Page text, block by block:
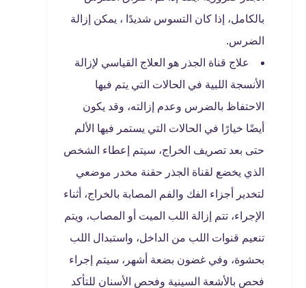
بالكامل، إذا كان التسوس شديدًا ، يمكن إزالة
الضرس.
علاج قناة الجذر هو العلاج القياسي لإزالة
الأنسجة اللبية في الحالات التي يتم فيها
الاحتفاظ بالضرس وعدم إزالته، وقد يكون
أيضًا خيارًا في الحالات التي يستمر فيها الألم
حتى بعد تصريف الخراج، سيتم إعطاء الشخص
الذي يخضع لقناة الجذر حقنة مخدر موضعي
لتخدير أجزاء الفك والفم المصابة بالخراج، أثناء
الإجراء، تتم إزالة اللب الميت أو المصاب، ويتم
تنعيم قنوات اللب من الداخل، واستبدال اللب
بحشوة، وفي غضون بضعة أشهر، سيتم إجراء
فحص بالأشعة السينية وفحص الأسنان للتأكد